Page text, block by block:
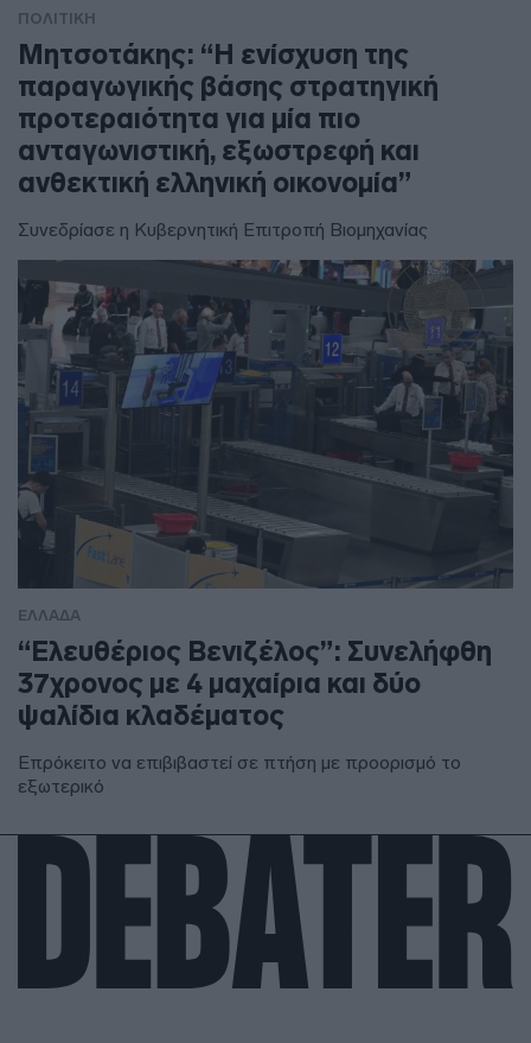
ΠΟΛΙΤΙΚΗ
Μητσοτάκης: “Η ενίσχυση της
παραγωγικής βάσης στρατηγική
προτεραιότητα για μία πιο
ανταγωνιστική, εξωστρεφή και
ανθεκτική ελληνική οικονομία”
Συνεδρίασε η Κυβερνητική Επιτροπή Βιομηχανίας
ΕΛΛΑΔΑ
“Ελευθέριος Βενιζέλος”: Συνελήφθη
37χρονος με 4 μαχαίρια και δύο
ψαλίδια κλαδέματος
Επρόκειτο να επιβιβαστεί σε πτήση με προορισμό το
εξωτερικό